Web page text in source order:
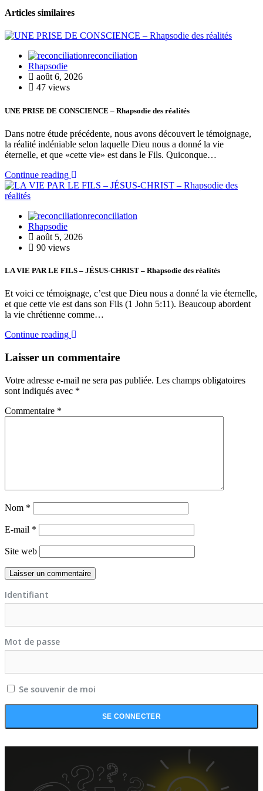
Articles similaires
reconciliation
Rhapsodie
août 6, 2026
47 views
UNE PRISE DE CONSCIENCE – Rhapsodie des réalités
Dans notre étude précédente, nous avons découvert le témoignage,
la réalité indéniable selon laquelle Dieu nous a donné la vie
éternelle, et que «cette vie» est dans le Fils. Quiconque…
Continue reading
reconciliation
Rhapsodie
août 5, 2026
90 views
LA VIE PAR LE FILS – JÉSUS-CHRIST – Rhapsodie des réalités
Et voici ce témoignage, c’est que Dieu nous a donné la vie éternelle,
et que cette vie est dans son Fils (1 John 5:11). Beaucoup abordent
la vie chrétienne comme…
Continue reading
Laisser un commentaire
Votre adresse e-mail ne sera pas publiée. Les champs obligatoires
sont indiqués avec *
Commentaire *
Nom *
E-mail *
Site web
Identifiant
Mot de passe
Se souvenir de moi